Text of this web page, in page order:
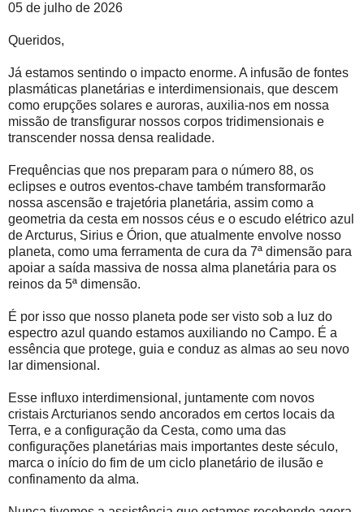
05 de julho de 2026
Queridos,
Já estamos sentindo o impacto enorme. A infusão de fontes
plasmáticas planetárias e interdimensionais, que descem
como erupções solares e auroras, auxilia-nos em nossa
missão de transfigurar nossos corpos tridimensionais e
transcender nossa densa realidade.
Frequências que nos preparam para o número 88, os
eclipses e outros eventos-chave também transformarão
nossa ascensão e trajetória planetária, assim como a
geometria da cesta em nossos céus e o escudo elétrico azul
de Arcturus, Sirius e Órion, que atualmente envolve nosso
planeta, como uma ferramenta de cura da 7ª dimensão para
apoiar a saída massiva de nossa alma planetária para os
reinos da 5ª dimensão.
É por isso que nosso planeta pode ser visto sob a luz do
espectro azul quando estamos auxiliando no Campo. É a
essência que protege, guia e conduz as almas ao seu novo
lar dimensional.
Esse influxo interdimensional, juntamente com novos
cristais Arcturianos sendo ancorados em certos locais da
Terra, e a configuração da Cesta, como uma das
configurações planetárias mais importantes deste século,
marca o início do fim de um ciclo planetário de ilusão e
confinamento da alma.